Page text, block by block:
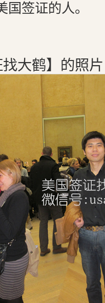
签证的人。
大鹤】的照片